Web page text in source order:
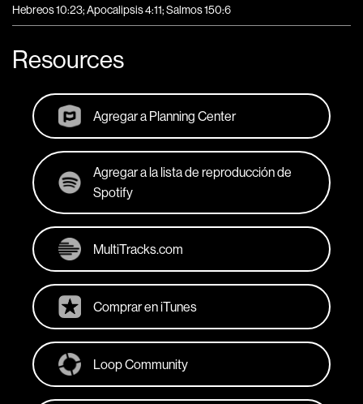
Hebreos 10:23; Apocalipsis 4:11; Salmos 150:6
Resources
Agregar a Planning Center
Agregar a la lista de reproducción de
Spotify
MultiTracks.com
Comprar en iTunes
Loop Community